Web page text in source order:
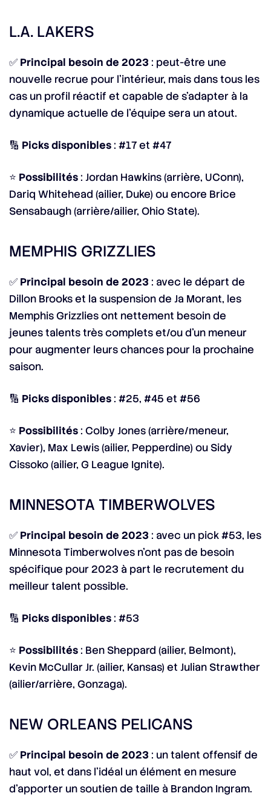
L.A. LAKERS
✅ Principal besoin de 2023 : peut-être une
nouvelle recrue pour l’intérieur, mais dans tous les
cas un profil réactif et capable de s’adapter à la
dynamique actuelle de l’équipe sera un atout.
🔢 Picks disponibles: #17 et #47
⭐ Possibilités: Jordan Hawkins (arrière, UConn),
Dariq Whitehead (ailier, Duke) ou encore Brice
Sensabaugh (arrière/ailier, Ohio State).
MEMPHIS GRIZZLIES
✅ Principal besoin de 2023 : avec le départ de
Dillon Brooks et la suspension de Ja Morant, les
Memphis Grizzlies ont nettement besoin de
jeunes talents très complets et/ou d’un meneur
pour augmenter leurs chances pour la prochaine
saison.
🔢 Picks disponibles: #25, #45 et #56
⭐ Possibilités: Colby Jones (arrière/meneur,
Xavier), Max Lewis (ailier, Pepperdine) ou Sidy
Cissoko (ailier, G League Ignite).
MINNESOTA TIMBERWOLVES
✅ Principal besoin de 2023 : avec un pick #53, les
Minnesota Timberwolves n’ont pas de besoin
spécifique pour 2023 à part le recrutement du
meilleur talent possible.
🔢 Picks disponibles: #53
⭐ Possibilités: Ben Sheppard (ailier, Belmont),
Kevin McCullar Jr. (ailier, Kansas) et Julian Strawther
(ailier/arrière, Gonzaga).
NEW ORLEANS PELICANS
✅ Principal besoin de 2023 : un talent offensif de
haut vol, et dans l’idéal un élément en mesure
d’apporter un soutien de taille à Brandon Ingram.